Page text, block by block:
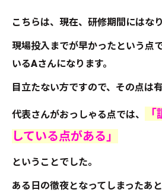
こちらは、現在、研修期間にはな
現場投入までが早かったという点
いるAさんになります。
目立たない方ですので、その点は
代表さんがおっしゃる点では、
している点がある」
ということでした。
ある日の徹夜となってしまったあ